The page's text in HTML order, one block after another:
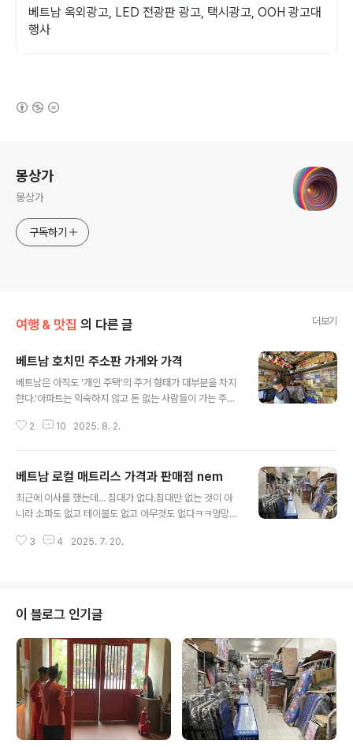
베트남 옥외광고, LED 전광판 광고, 택시광고, OOH 광고대
행사
몽상가
몽상가
구독하기
여행 & 맛집 의 다른 글 더보기
베트남 호치민 주소판 가게와 가격
베트남은 아직도 '개인 주택'의 주거 형태가 대부분을 차지
한다.'아파트는 익숙하지 않고 돈 없는 사람들이 가는 주거
생각을 가지고 있는 경우가 많은데... 어느 나라건간에 '아
단지와 고층 주상복합건물이 올라가면서 그 생각이 급속하
게 바뀌고 있다.호치민 중심지의 웬만한 2룸 아파트 가격
이 3~4억을 넘어가고 있고, 널찍하고 비싼 아파트는 6억
1~1.5억 수준인 경우도 많지만, 컨디션이 그다지 좋지 않
2 10 2025. 8. 2.
베트남 로컬 매트리스 가격과 판매점 nem
최근에 이사를 했는데... 침대가 없다.침대만 없는 것이 아
니라 소파도 없고 테이블도 없고 아무것도 없다ㅋㅋ엉망진
샀는데... 구비해 놓은 줄 알았던 매트리스가 없다. 베트남
는 뭐 없이도 대충 산다고 할지라도 뭐라도 하나 푹신한 것
하나는 있어야 자든지 말든지 할 것이니. 호치민 시에서 살
고 있는 수많은 가구들이 좁은 공간에서 생활하고 있는 경
우가 많은데, 침대를 하나 들여놓게 되면... 안 그래도 작은
공간이 더욱 작아지는 효과가 나기 때문이다. 나중에 그래
도 침대는 구매를 할 ..
3 4 2025. 7. 20.
이 블로그 인기글